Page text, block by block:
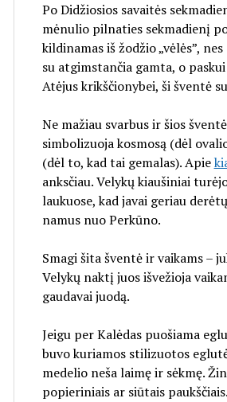
Po Didžiosios savaitės
mėnulio pilnaties sekmadienį
kildinamas iš žodžio „vėlės”,
su atgimstančia gamta, o
Atėjus krikščionybei, ši šventė
Ne mažiau svarbus ir šios
simbolizuoja kosmosą (dėl
(dėl to, kad tai gemalas). Apie
anksčiau. Velykų kiaušiniai
laukuose, kad javai geriau
namus nuo Perkūno.
Smagi šita šventė ir vaikams –
Velykų naktį juos išvežioja
gaudavai juodą.
Jeigu per Kalėdas puošiama
buvo kuriamos stilizuotos
medelio neša laimę ir sėkmę.
popieriniais ar siūtais paukščiais.